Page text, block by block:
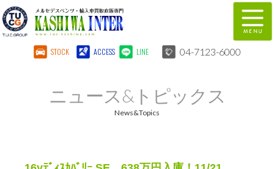
STOCK ACCESS LINE 04-7123-6000
全国納車 特別作業
ニュース&トピックス
News&Topics